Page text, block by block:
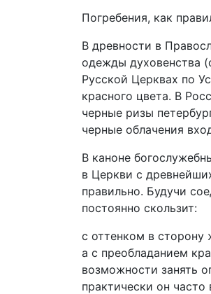
Погребения, как
В древности в
одежды духовенства
Русской Церквах по
красного цвета. В
черные ризы
черные облачения
В каноне
в Церкви с
правильно. Будучи
постоянно скользит:
с оттенком в сторону
а с преобладанием
возможности занять
практически он